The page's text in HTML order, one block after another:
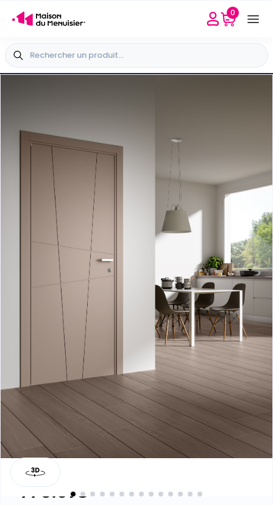
Besoin d'aide
0
Bloc-porte PC12
Laissez un avis
775.91€